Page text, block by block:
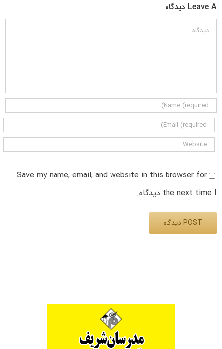
Leave A دیدگاه
دیدگاه
Save my name, email, and website in this browser for
the next time I دیدگاه.